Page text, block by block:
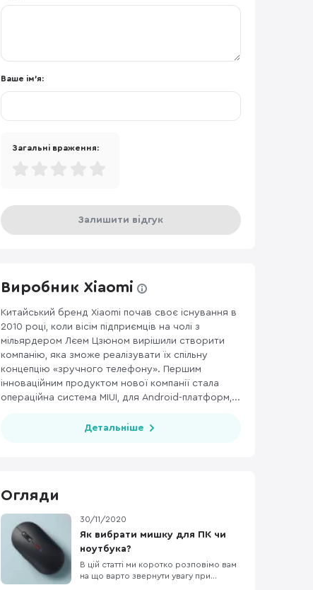
Ваше ім'я:
Загальні враження:
Залишити відгук
Виробник Xiaomi
Китайський бренд Xiaomi почав своє існування в
2010 році, коли вісім підприємців на чолі з
мільярдером Лєем Цзюном вирішили створити
компанію, яка зможе реалізувати їх спільну
концепцію «зручного телефону». Першим
інноваційним продуктом нової компанії стала
операційна система MIUI, для Android-платформ,...
Детальніше
Огляди
30/11/2020
Як вибрати мишку для ПК чи
ноутбука?
В цій статті ми коротко розповімо вам
на що варто звернути увагу при